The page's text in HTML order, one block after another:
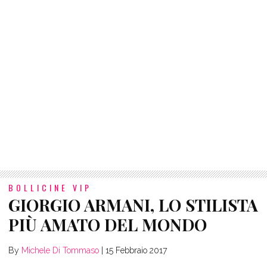
BOLLICINE VIP
GIORGIO ARMANI, LO STILISTA
PIÙ AMATO DEL MONDO
By Michele Di Tommaso 15 Febbraio 2017